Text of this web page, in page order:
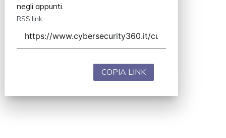
negli appunti.
RSS link
COPIA LINK